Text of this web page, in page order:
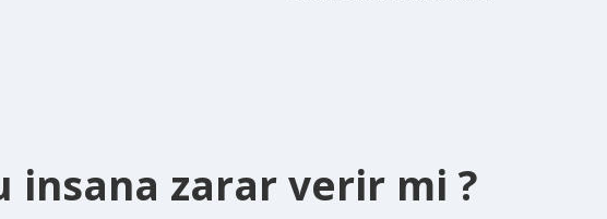
insana zarar verir mi ?